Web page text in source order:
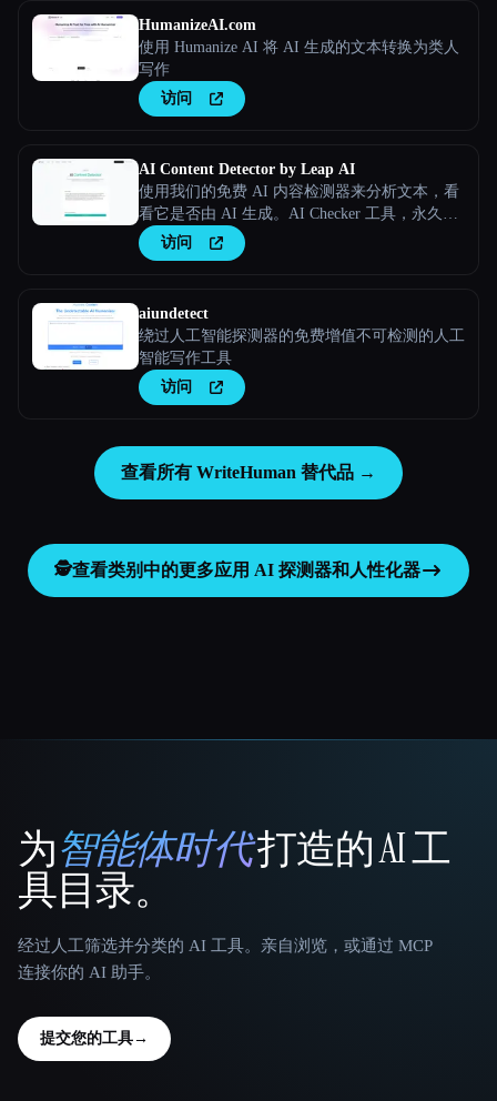
HumanizeAI.com
使用 Humanize AI 将 AI 生成的文本转换为类人
写作
访问
AI Content Detector by Leap AI
使用我们的免费 AI 内容检测器来分析文本，看
看它是否由 AI 生成。AI Checker 工具，永久免
费。访问
aiundetect
绕过人工智能探测器的免费增值不可检测的人工
智能写作工具
访问
查看所有 WriteHuman 替代品 →
🕵️查看类别中的更多应用 AI 探测器和人性化器
That AI Collection
为智能体时代打造的 AI 工
具目录。
经过人工筛选并分类的 AI 工具。亲自浏览，或通过 MCP
连接你的 AI 助手。
提交您的工具→